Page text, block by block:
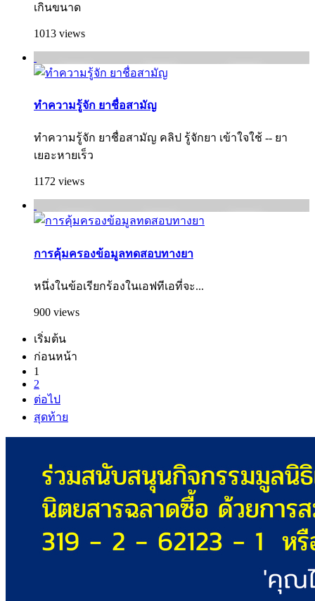
เกินขนาด
1013 views
ทำความรู้จัก ยาชื่อสามัญ
ทำความรู้จัก ยาชื่อสามัญ คลิป รู้จักยา เข้าใจใช้ -- ยา
เยอะหายเร็ว
1172 views
การคุ้มครองข้อมูลทดสอบทางยา
หนึ่งในข้อเรียกร้องในเอฟทีเอที่จะ...
900 views
เริ่มต้น
ก่อนหน้า
1
2
ต่อไป
สุดท้าย